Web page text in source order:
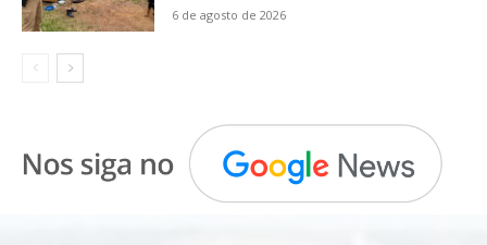
6 de agosto de 2026